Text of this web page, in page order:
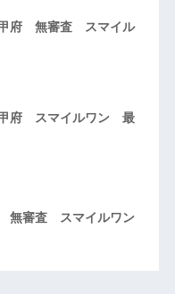
無審査 スマイル
府 スマイルワン 最
審査 スマイルワン